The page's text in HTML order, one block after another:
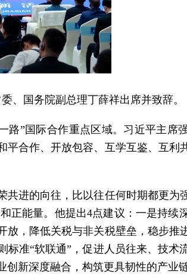
、国务院副总理丁薛祥出席并致辞。
路”国际合作重点区域。习近平主席
合作、开放包容、互学互鉴、互利
进的向往，比以往任何时期都更为
能量。他提出4点建议：一是持续
，降低关税与非关税壁垒，稳步推
准“软联通”，促进人员往来、技术
新深度融合，构筑更具韧性的产业链